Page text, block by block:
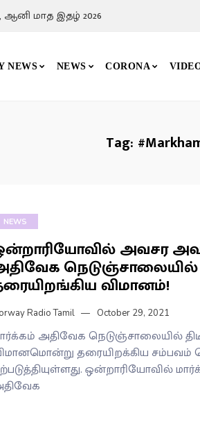
ஆனி மாத இதழ் 2026
NEWS NEWS CORONA
Tag:
NEWS
அவசர
நெடுஞ்சாலையில்
விமானம்!
Radio Tamil October 29, 2021
அதிவேக நெடுஞ்சாலையில்
தரையிறக்கிய சம்பவம்
ஒன்றாரியோவில்